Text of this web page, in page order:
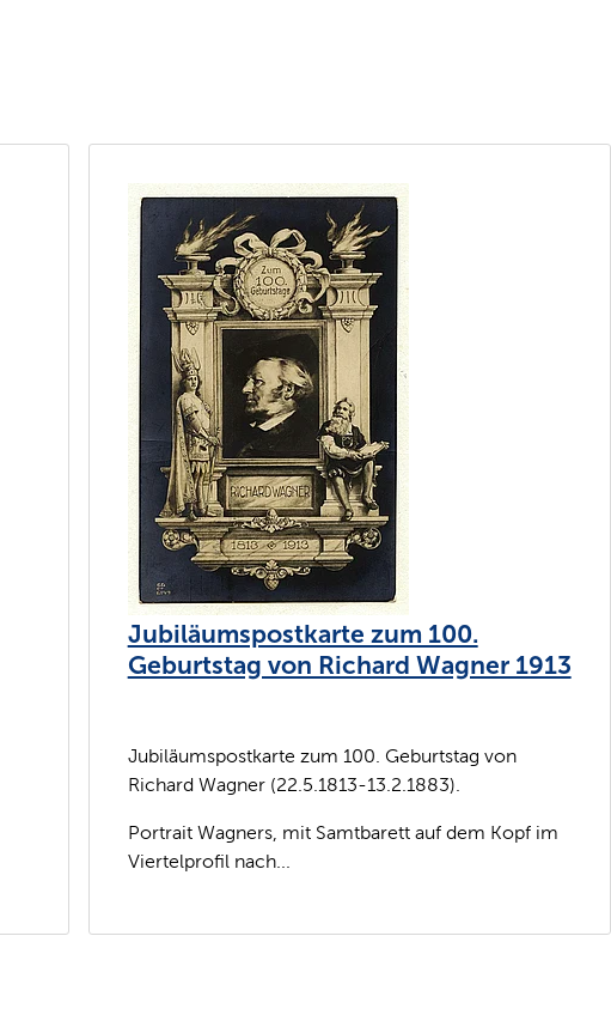
Jubiläumspostkarte zum 100.
Geburtstag von Richard Wagner 1913
Jubiläumspostkarte zum 100. Geburtstag von
Richard Wagner (22.5.1813-13.2.1883).
Portrait Wagners, mit Samtbarett auf dem Kopf im
Viertelprofil nach...